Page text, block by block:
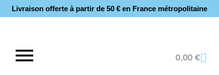
Livraison offerte à partir de 50 € en France métropolitaine​
0,00€